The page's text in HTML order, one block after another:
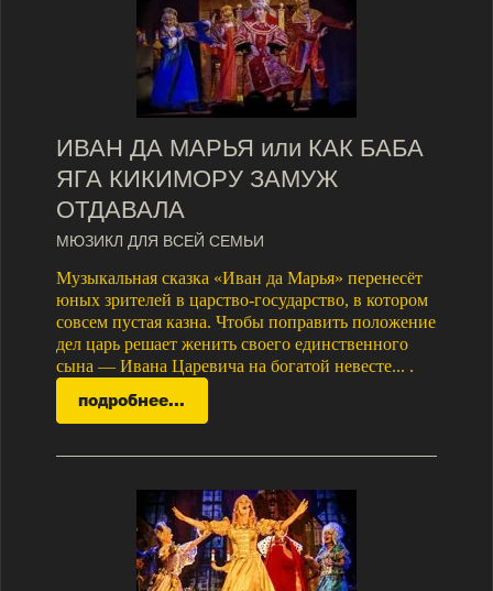
ИВАН ДА МАРЬЯ или КАК БАБА
ЯГА КИКИМОРУ ЗАМУЖ
ОТДАВАЛА
МЮЗИКЛ ДЛЯ ВСЕЙ СЕМЬИ
Музыкальная сказка «Иван да Марья» перенесёт
юных зрителей в царство-государство, в котором
совсем пустая казна. Чтобы поправить положение
дел царь решает женить своего единственного
сына — Ивана Царевича на богатой невесте... .